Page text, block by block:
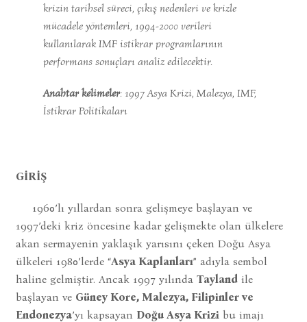
krizin tarihsel süreci, çıkış nedenleri ve krizle
mücadele yöntemleri, 1994-2000 verileri
kullanılarak IMF istikrar programlarının
performans sonuçları analiz edilecektir.
Anahtar kelimeler: 1997 Asya Krizi, Malezya, IMF,
İstikrar Politikaları
GİRİŞ
1960’lı yıllardan sonra gelişmeye başlayan ve
1997’deki kriz öncesine kadar gelişmekte olan ülkelere
akan sermayenin yaklaşık yarısını çeken Doğu Asya
ülkeleri 1980’lerde “Asya Kaplanları” adıyla sembol
haline gelmiştir. Ancak 1997 yılında Taylandile
başlayan ve Güney Kore, Malezya, Filipinler ve
Endonezya’yı kapsayan Doğu Asya Krizi bu imajı